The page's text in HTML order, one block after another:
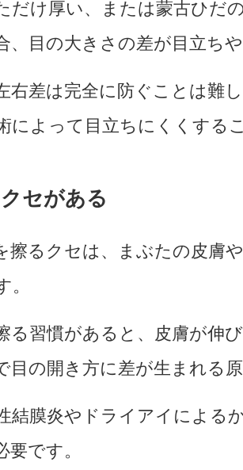
だけ厚い、または蒙古ひだ
、目の大きさの差が目立ち
右差は完全に防ぐことは難
によって目立ちにくくする
セがある
擦るクセは、まぶたの皮膚
。
る習慣があると、皮膚が伸
目の開き方に差が生まれる
結膜炎やドライアイによる
要です。